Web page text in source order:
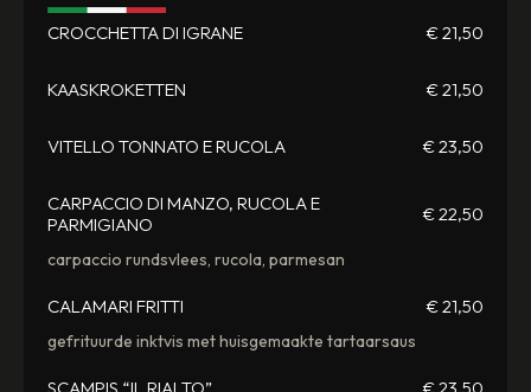
CROCCHETTA DI IGRANE € 21,50
KAASKROKETTEN € 21,50
VITELLO TONNATO E RUCOLA € 23,50
CARPACCIO DI MANZO, RUCOLA E
PARMIGIANO
€ 22,50
carpaccio rundsvlees, rucola, parmesan
CALAMARI FRITTI € 21,50
gefrituurde inktvis met huisgemaakte tartaarsaus